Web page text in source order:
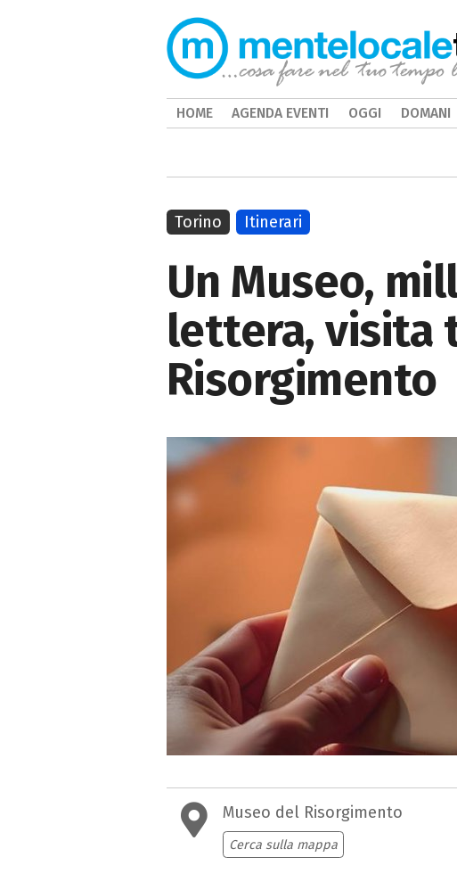
Un Museo,
lettera, visita
Risorgimento
Museo del Risorgimento
Cerca sulla mappa
Torino Itinerari
HOME AGENDA EVENTI OGGI DOMANI